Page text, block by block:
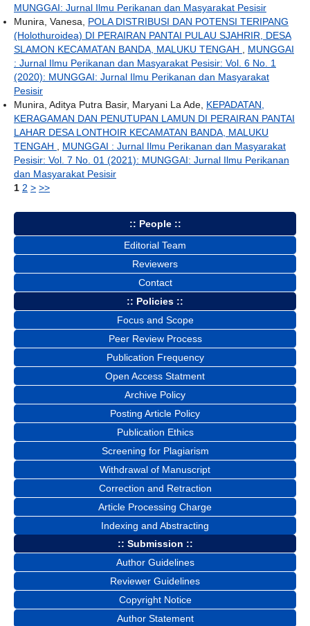
MUNGGAI: Jurnal Ilmu Perikanan dan Masyarakat Pesisir
Munira, Vanesa, POLA DISTRIBUSI DAN POTENSI TERIPANG
(Holothuroidea) DI PERAIRAN PANTAI PULAU SJAHRIR, DESA
SLAMON KECAMATAN BANDA, MALUKU TENGAH
MUNGGAI
: Jurnal Ilmu Perikanan dan Masyarakat Pesisir: Vol. 6 No. 1
(2020): MUNGGAI: Jurnal Ilmu Perikanan dan Masyarakat
Pesisir
Munira, Aditya Putra Basir, Maryani La Ade, KEPADATAN,
KERAGAMAN DAN PENUTUPAN LAMUN DI PERAIRAN PANTAI
LAHAR DESA LONTHOIR KECAMATAN BANDA, MALUKU
TENGAH
MUNGGAI : Jurnal Ilmu Perikanan dan Masyarakat
Pesisir: Vol. 7 No. 01 (2021): MUNGGAI: Jurnal Ilmu Perikanan
dan Masyarakat Pesisir
1 2 > >>
:: People ::
Editorial Team
Reviewers
Contact
:: Policies ::
Focus and Scope
Peer Review Process
Publication Frequency
Open Access Statment
Archive Policy
Posting Article Policy
Publication Ethics
Screening for Plagiarism
Withdrawal of Manuscript
Correction and Retraction
Article Processing Charge
Indexing and Abstracting
:: Submission ::
Author Guidelines
Reviewer Guidelines
Copyright Notice
Author Statement